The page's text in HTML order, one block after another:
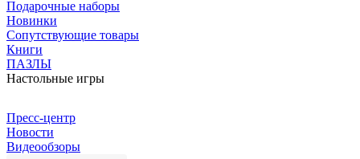
Подарочные наборы
Новинки
Сопутствующие товары
Книги
ПАЗЛЫ
Настольные игры
Пресс-центр
Новости
Видеообзоры